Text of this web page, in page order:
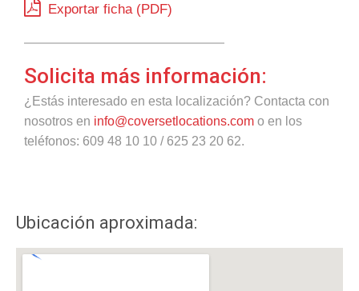
Exportar ficha (PDF)
Solicita más información:
¿Estás interesado en esta localización? Contacta con
nosotros en info@coversetlocations.com o en los
teléfonos: 609 48 10 10 / 625 23 20 62.
Ubicación aproximada: